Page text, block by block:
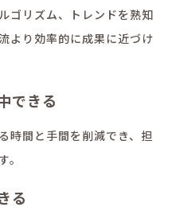
ゴリズム、トレンドを熟知
より効率的に成果に近づけ
できる
時間と手間を削減でき、担
る